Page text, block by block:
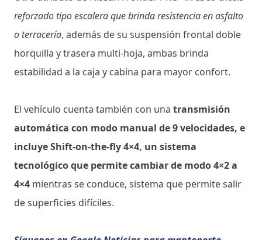
reforzado tipo escalera que brinda resistencia en asfalto
o terracería, además de su suspensión frontal doble
horquilla y trasera multi-hoja, ambas brinda
estabilidad a la caja y cabina para mayor confort.
El vehículo cuenta también con una transmisión
automática con modo manual de 9 velocidades, e
incluye Shift-on-the-fly 4×4, un sistema
tecnológico que permite cambiar de modo 4×2 a
4×4 mientras se conduce, sistema que permite salir
de superficies difíciles.